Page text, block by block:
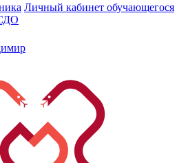
Личный кабинет обучающегося